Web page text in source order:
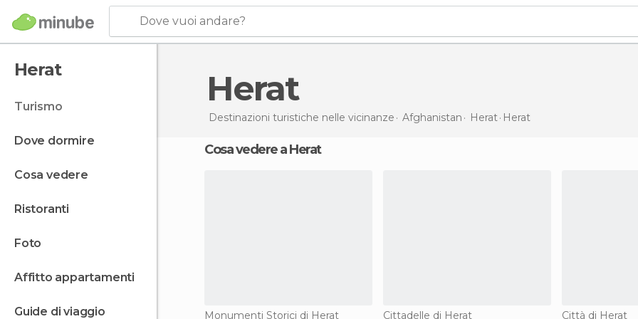
Dove vuoi andare?
Herat
turismo
dove dormire
cosa vedere
ristoranti
foto
affitto appartamenti
guide di viaggio
Herat
Destinazioni turistiche nelle vicinanze Afghanistan Herat Herat
Cosa vedere a Herat
Monumenti Storici di Herat
Cittadelle di Herat
Città di Herat